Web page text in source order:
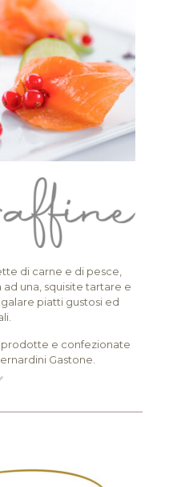
di carne e di pesce,
una, squisite tartare e
piatti gustosi ed
e confezionate
Gastone.